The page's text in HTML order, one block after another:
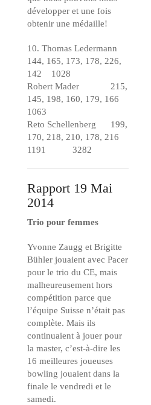
développer et une fois
obtenir une médaille!
10. Thomas Ledermann
144, 165, 173, 178, 226,
142 1028
Robert Mader 215,
145, 198, 160, 179, 166
1063
Reto Schellenberg 199,
170, 218, 210, 178, 216
1191 3282
Rapport 19 Mai
2014
Trio pour femmes
Yvonne Zaugg et Brigitte
Bühler jouaient avec Pacer
pour le trio du CE, mais
malheureusement hors
compétition parce que
l’équipe Suisse n’était pas
complète. Mais ils
continuaient à jouer pour
la master, c’est-à-dire les
16 meilleures joueuses
bowling jouaient dans la
finale le vendredi et le
samedi.